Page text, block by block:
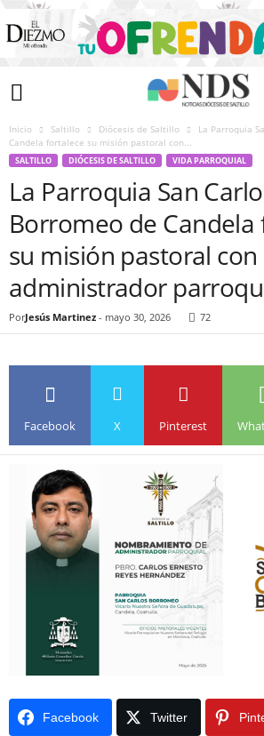
Inicio Saltillo Diócesis de Saltillo
La Parroquia
Candela fortalece su misión pastoral con...
SALTILLO DIÓCESIS DE SALTILLO VIDA PARROQUIAL
La Parroquia San
Borromeo de Candela
su misión pastoral
administrador
PorJesús Martinez - mayo 30, 2026 72
Facebook X Pinterest
Facebook Twitter